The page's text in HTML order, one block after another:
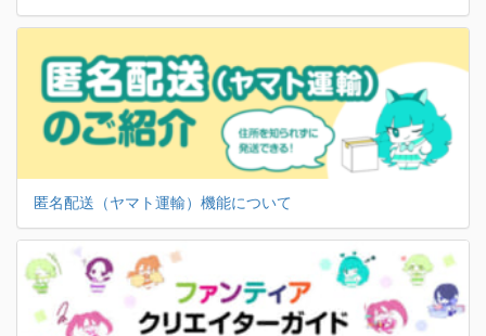
匿名配送（ヤマト運輸）機能について